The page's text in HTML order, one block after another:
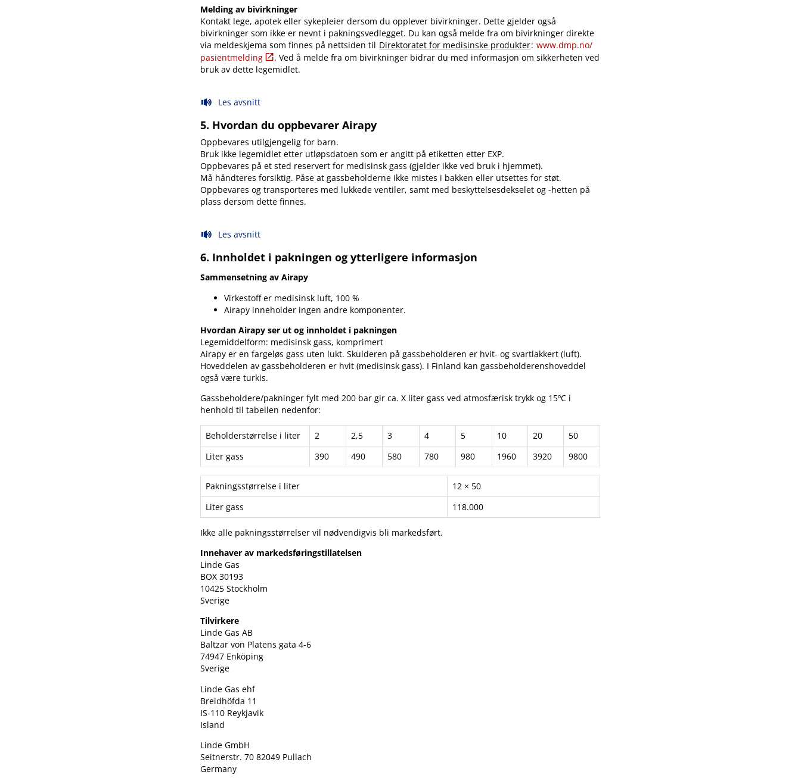
Melding av bivirkninger
Kontakt lege, apotek eller sykepleier dersom du opplever bivirkninger. Dette gjelder også
bivirkninger som ikke er nevnt i pakningsvedlegget. Du kan også melde fra om bivirkninger direkte
via meldeskjema som finnes på nettsiden til Direktoratet for medisinske produkter: www.dmp.no​/​
pasientmelding
. Ved å melde fra om bivirkninger bidrar du med informasjon om sikkerheten ved
bruk av dette legemidlet.
Les avsnitt
5. Hvordan du oppbevarer Airapy
Oppbevares utilgjengelig for barn.
Bruk ikke legemidlet etter utløpsdatoen som er angitt på etiketten etter EXP.
Oppbevares på et sted reservert for medisinsk gass (gjelder ikke ved bruk i hjemmet).
Må håndteres forsiktig. Påse at gassbeholderne ikke mistes i bakken eller utsettes for støt.
Oppbevares og transporteres med lukkede ventiler, samt med beskyttelsesdekselet og -hetten på
plass dersom dette finnes.
Les avsnitt
6. Innholdet i pakningen og ytterligere informasjon
Sammensetning av Airapy
Virkestoff er medisinsk luft, 100 %
Airapy inneholder ingen andre komponenter.
Hvordan Airapy ser ut og innholdet i pakningen
Legemiddelform: medisinsk gass, komprimert
Airapy er en fargeløs gass uten lukt. Skulderen på gassbeholderen er hvit- og svartlakkert (luft).
Hoveddelen av gassbeholderen er hvit (medisinsk gass). I Finland kan gassbeholderenshoveddel
også være turkis.
Gassbeholdere​/​pakninger fylt med 200 bar gir ca. X liter gass ved atmosfærisk trykk og 15ºC i
henhold til tabellen nedenfor:
Beholderstørrelse i liter 2 2,5 3 4 5 10 20
50
Liter gass
390 490 580 780 980 1960 3920 9800
Pakningsstørrelse i liter
12 × 50
Liter gass
118.000
Ikke alle pakningsstørrelser vil nødvendigvis bli markedsført.
Innehaver av markedsføringstillatelsen
Linde Gas
BOX 30193
10425 Stockholm
Sverige
Tilvirkere
Linde Gas AB
Baltzar von Platens gata 4-6
74947 Enköping
Sverige
Linde Gas ehf
Breidhöfda 11
IS-110 Reykjavik
Island
Linde GmbH
Seitnerstr. 70 82049 Pullach
Germany